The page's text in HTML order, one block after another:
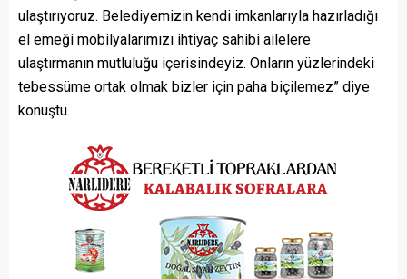
ulaştırıyoruz. Belediyemizin kendi imkanlarıyla hazırladığı
el emeği mobilyalarımızı ihtiyaç sahibi ailelere
ulaştırmanın mutluluğu içerisindeyiz. Onların yüzlerindeki
tebessüme ortak olmak bizler için paha biçilemez” diye
konuştu.